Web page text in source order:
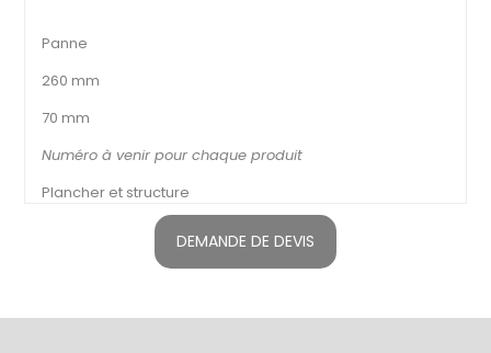
Panne
260 mm
70 mm
Numéro à venir pour chaque produit
Plancher et structure
DEMANDE DE DEVIS